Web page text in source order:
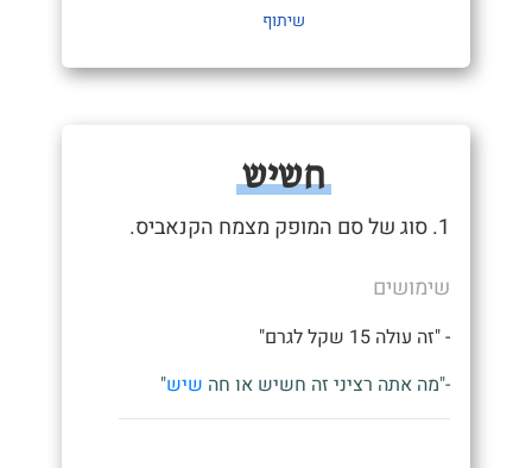
שיתוף
חשיש
1. סוג של סם המופק מצמח הקנאביס.
שימושים
- "זה עולה 15 שקל לגרם"
-"מה אתה רציני זה חשיש או חה שיש"